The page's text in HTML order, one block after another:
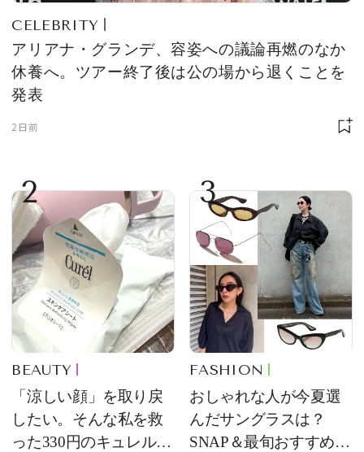
CELEBRITY
アリアナ・グランデ、容姿への議論再燃のなか
休養へ。ツアー終了後は公の場から退くことを
発表
2日前
2
BEAUTY
「涼しい顔」を取り戻
したい。そんな私を救
った330円のキュレル名
3
FASHION
おしゃれな人が今夏選
んだサングラスは？
SNAP＆最旬おすすめサ